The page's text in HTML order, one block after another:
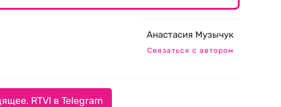
Анастасия Музычук
Связаться с автором
RTVI в Telegram